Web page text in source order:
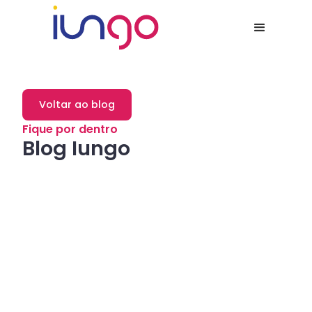
Fique por dentro
Blog Iungo
Voltar ao blog